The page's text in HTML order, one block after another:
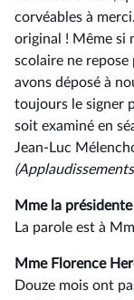
corvéables à
original ! Même si
scolaire ne repose
avons déposé à
toujours le signer
soit examiné en
Jean-Luc
Mme la présidente
La parole est à
Mme Florence
Douze mois ont